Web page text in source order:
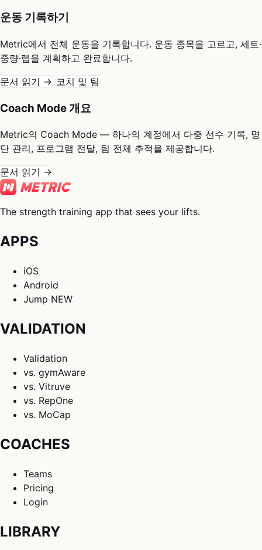
운동 기록하기
Metric에서 전체 운동을 기록합니다. 운동 종목을 고르고, 세트·
중량·렙을 계획하고 완료합니다.
문서 읽기 → 코치 및 팀
Coach Mode 개요
Metric의 Coach Mode — 하나의 계정에서 다중 선수 기록, 명
단 관리, 프로그램 전달, 팀 전체 추적을 제공합니다.
문서 읽기 →
The strength training app that sees your lifts.
APPS
iOS
Android
Jump NEW
VALIDATION
Validation
vs. gymAware
vs. Vitruve
vs. RepOne
vs. MoCap
COACHES
Teams
Pricing
Login
LIBRARY